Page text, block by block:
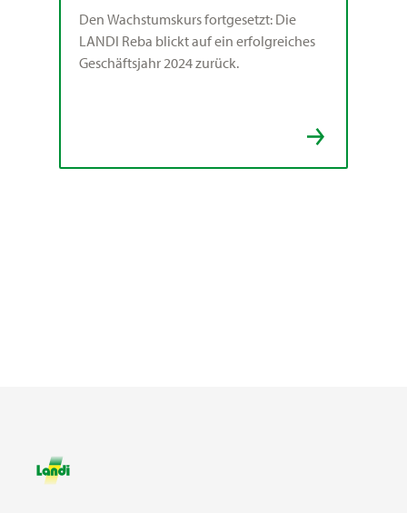
Den Wachstumskurs fortgesetzt: Die
LANDI Reba blickt auf ein erfolgreiches
Geschäftsjahr 2024 zurück.